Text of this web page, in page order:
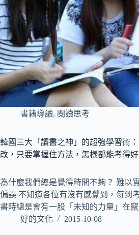
書籍導讀, 閱讀思考
韓國三大「讀書之神」的超強學習術
改，只要掌握住方法，怎樣都能考得好
為什麼我們總是覺得時間不夠？ 難以
偏誤 不知道各位有沒有感覺到，每到
書時總是會有一股「未知的力量」在
好的文化
2015-10-08